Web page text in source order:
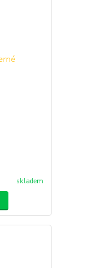
skladem